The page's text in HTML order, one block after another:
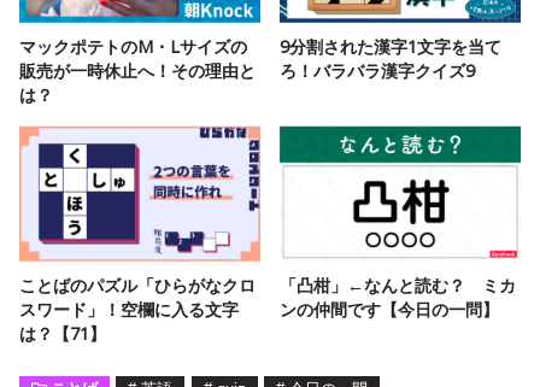
マックポテトのM・Lサイズの
販売が一時休止へ！その理由と
は？
9分割された漢字1文字を当て
ろ！バラバラ漢字クイズ9
ことばのパズル「ひらがなクロ
スワード」！空欄に入る文字
は？【71】
「凸柑」←なんと読む？ ミカ
ンの仲間です【今日の一問】